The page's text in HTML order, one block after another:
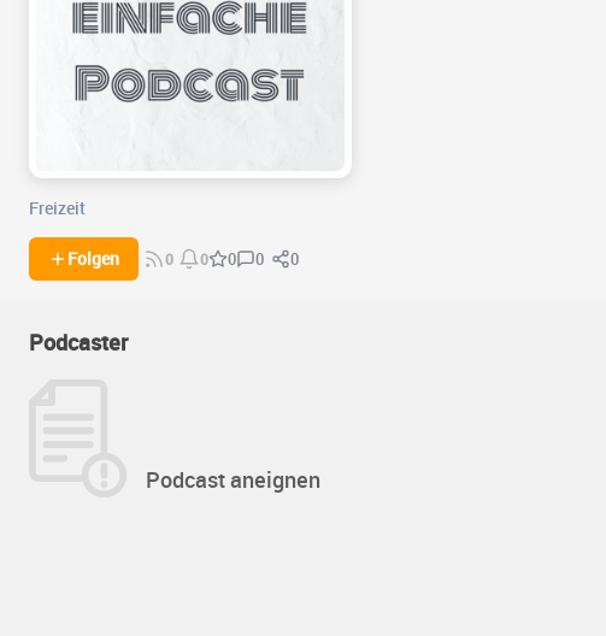
Freizeit
Folgen 0 0 0 0 0
Podcaster
Podcast aneignen